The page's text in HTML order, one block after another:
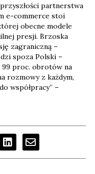
partnerstwa
e-commerce stoi
obecne modele
presji. Brzoska
zagraniczną –
spoza Polski –
99 proc. obrotów na
rozmowy z każdym,
współpracy” –